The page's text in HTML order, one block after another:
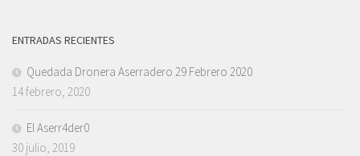
ENTRADAS RECIENTES
Quedada Dronera Aserradero 29 Febrero 2020
14 febrero, 2020
El Aserr4der0
30 julio, 2019